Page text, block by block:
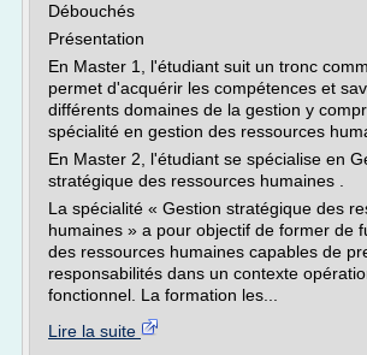
Débouchés
Présentation
En Master 1, l'étudiant suit un tronc
permet d'acquérir les compétences et
différents domaines de la gestion y
spécialité en gestion des ressources
En Master 2, l'étudiant se spécialise en
stratégique des ressources humaines .
La spécialité « Gestion stratégique des
humaines » a pour objectif de former de
des ressources humaines capables de
responsabilités dans un contexte
fonctionnel. La formation les...
Lire la suite